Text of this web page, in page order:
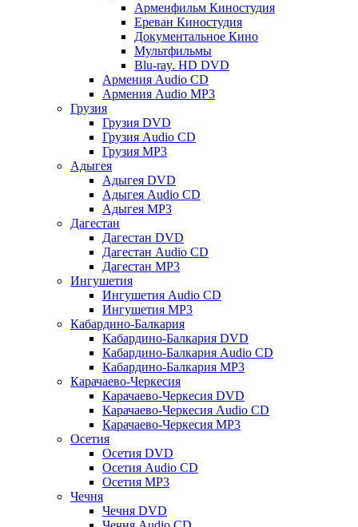
Арменфильм Киностудия
Ереван Киностудия
Документальное Кино
Мультфильмы
Blu-ray. HD DVD
Армения Audio CD
Армения Audio MP3
Грузия
Грузия DVD
Грузия Audio CD
Грузия MP3
Адыгея
Адыгея DVD
Адыгея Audio CD
Адыгея MP3
Дагестан
Дагестан DVD
Дагестан Audio CD
Дагестан MP3
Ингушетия
Ингушетия Audio CD
Ингушетия MP3
Кабардино-Балкария
Кабардино-Балкария DVD
Кабардино-Балкария Audio CD
Кабардино-Балкария MP3
Карачаево-Черкесия
Карачаево-Черкесия DVD
Карачаево-Черкесия Audio CD
Карачаево-Черкесия MP3
Осетия
Осетия DVD
Осетия Audio CD
Осетия MP3
Чечня
Чечня DVD